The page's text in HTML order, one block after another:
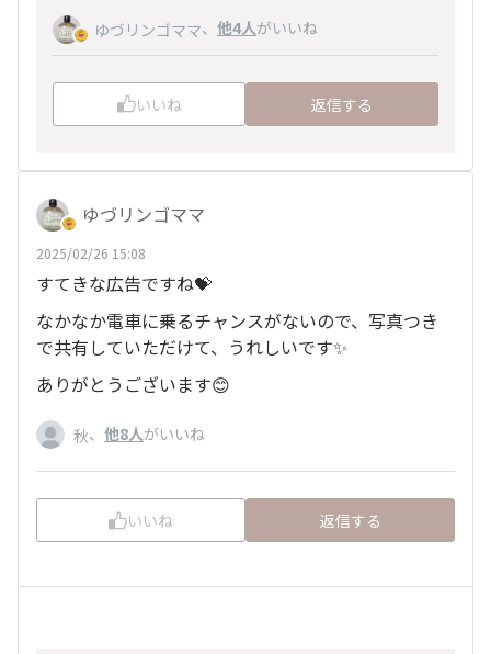
ゆづリンゴママ、 他4人がいいね
いいね 返信する
ゆづリンゴママ
2025/02/26 15:08
すてきな広告ですね💝
なかなか電車に乗るチャンスがないので、写真つき
で共有していただけて、うれしいです✨️
ありがとうございます😊
秋、 他8人がいいね
いいね 返信する